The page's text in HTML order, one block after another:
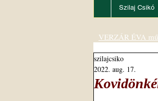
Szilaj Csikó
szilajcsiko
2022. aug. 17.
VERZÁR ÉVA